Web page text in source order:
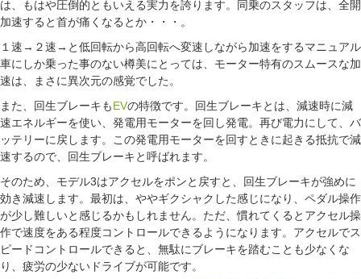
は、もはや圧倒的ともいえる実力を誇ります。同乗のスタッフは、全開
加速すると首が痛くなるとか・・・。
１速→２速→と低回転から高回転へ変速しながら加速をするマニュアル
車にしか乗った事のない樽美にとっては、モーター特有のスムースな加
速は、まさに異次元の感覚でした。
また、回生ブレーキもEVの特徴です。回生ブレーキとは、減速時に減
速エネルギーを使い、発電用モーターを回し発電。再び電力にして、バ
ッテリーに戻します。この発電用モーターを回すときに起きる抵抗で減
速するので、回生ブレーキと呼ばれます。
そのため、モデル3はアクセルをポンと戻すと、回生ブレーキが強めに
効き減速します。最初は、ややギクシャクした感じになり、ペダル操作
が少し難しいと感じるかもしれません。ただ、慣れてくるとアクセル操
作で速度をある程度コントロールできるようになります。アクセルでス
ピードコントロールできると、無駄にブレーキを踏むことも少なくな
り、疲労の少ないドライブが可能です。